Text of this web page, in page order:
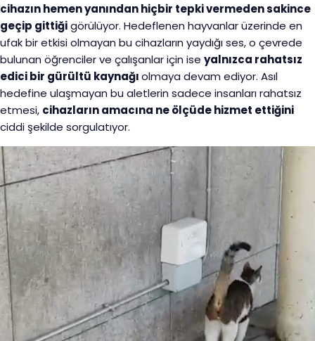
cihazın hemen yanından hiçbir tepki vermeden sakince
geçip gittiğigörülüyor. Hedeflenen hayvanlar üzerinde en
ufak bir etkisi olmayan bu cihazların yaydığı ses, o çevrede
bulunan öğrenciler ve çalışanlar için ise yalnızca rahatsız
edici bir gürültü kaynağıolmaya devam ediyor. Asıl
hedefine ulaşmayan bu aletlerin sadece insanları rahatsız
etmesi, cihazların amacına ne ölçüde hizmet ettiğini
ciddi şekilde sorgulatıyor.